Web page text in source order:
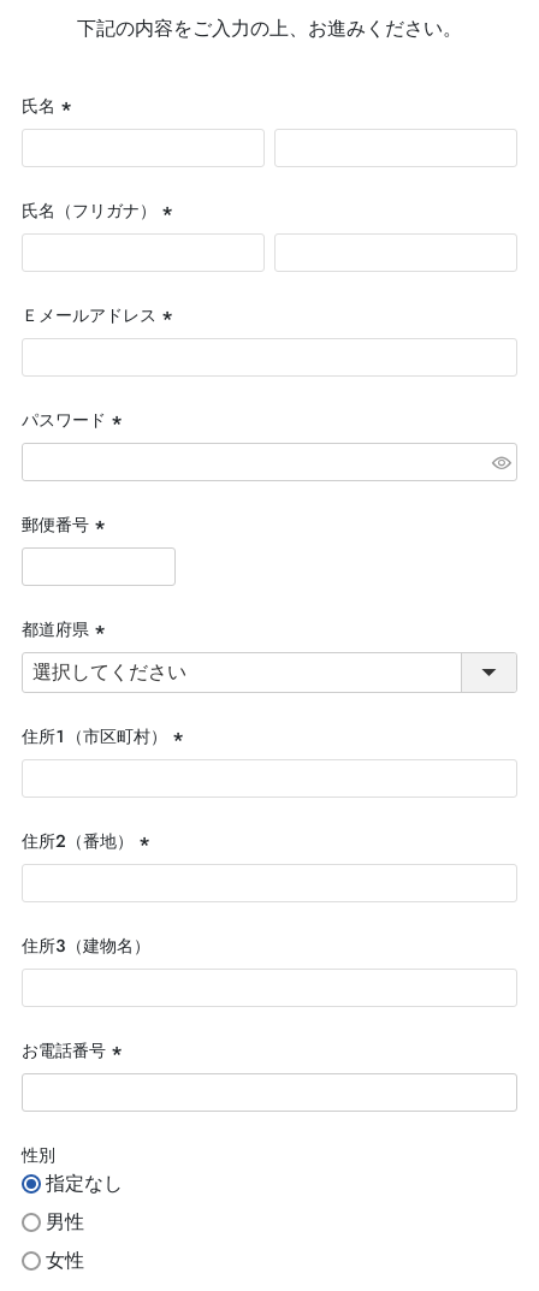
下記の内容をご入力の上、お進みください。
氏名
(必
須)
氏名（フリガナ）
(必
須)
Ｅメールアドレス
(必
須)
パスワード
(必
須)
郵便番号
(必
須)
都道府県
(必
須)
住所１（市区町村）
(必
須)
住所２（番地）
(必
須)
住所３（建物名）
お電話番号
(必
須)
性別
指定なし
男性
女性